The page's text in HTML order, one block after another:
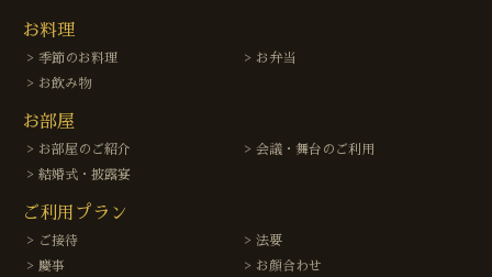
お料理
季節のお料理
お弁当
お飲み物
お部屋
お部屋のご紹介
会議・舞台のご利用
結婚式・披露宴
ご利用プラン
ご接待
法要
慶事
お顔合わせ